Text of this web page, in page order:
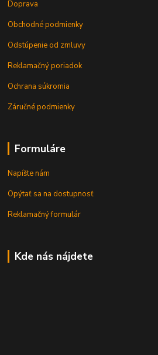
Doprava
Obchodné podmienky
Odstúpenie od zmluvy
Reklamačný poriadok
Ochrana súkromia
Záručné podmienky
Formuláre
Napíšte nám
Opýtať sa na dostupnosť
Reklamačný formulár
Kde nás nájdete